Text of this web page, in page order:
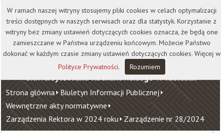
Kontakt Biblioteka
Wydawnictwo
Wirtualna Uczelnia
Uniwersytet Jana Kochanowskiego w Kielcach
Strona główna Biuletyn Informacji Publicznej
Wewnętrzne akty normatywne
Zarządzenia Rektora w 2024 roku Zarządzenie nr 28/2024
W ramach naszej witryny stosujemy pliki cookies w celach optymalizacji
treści dostępnych w naszych serwisach oraz dla statystyk. Korzystanie z
witryny bez zmiany ustawień dotyczących cookies oznacza, że będą one
zamieszczane w Państwa urządzeniu końcowym. Możecie Państwo
dokonać w każdym czasie zmiany ustawień dotyczących cookies. Więcej w
Polityce Prywatności. Rozumiem